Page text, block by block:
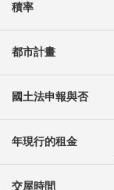
積率
都市計畫
國土法申報與否
年現行的租金
交屋時間